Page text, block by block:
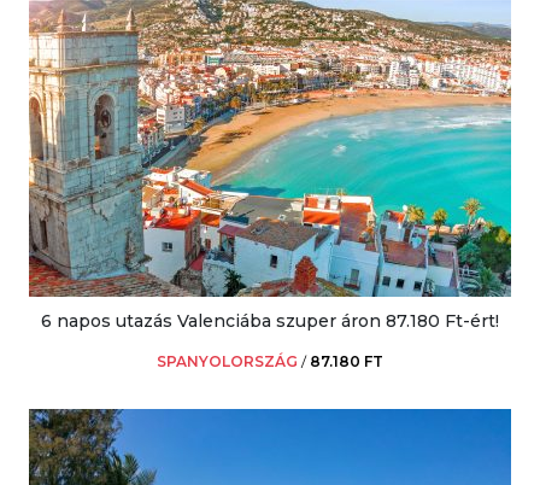
6 napos utazás Valenciába szuper áron 87.180 Ft-ért!
SPANYOLORSZÁG / 87.180 FT